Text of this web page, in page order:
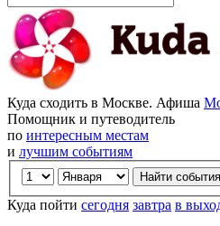
Куда сходить в Москве. Афиша
Помощник и путеводитель
по интересным местам
и лучшим событиям
Куда пойти сегодня завтра в